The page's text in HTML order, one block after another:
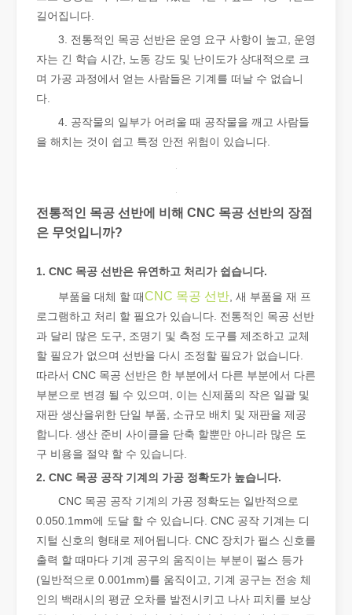
튜브 레이저 절단이란 무엇입니까?
튜브 레이저 절단은 빠르게 발전하는 제조 산업의 핵심 기술입니
작업 파트너를 선택하는 방법: 레이저 절단기
레이저 절단 금속은 금속 가공에 널리 사용되는 정밀 방법입니다.
길어집니다.
3. 전통적인 목공 선반은 운영 요구 사항이 높고, 운영
자는 긴 학습 시간, 노동 강도 및 난이도가 상대적으로 크
며 가공 과정에서 얻는 사람들은 기계를 떠날 수 없습니
다.
4. 공작물의 일부가 어려울 때 공작물을 깨고 사람들
을 해치는 것이 쉽고 특정 안전 위험이 있습니다.
전통적인 목공 선반에 비해 CNC 목공 선반의 장점
은 무엇입니까?
1. CNC 목공 선반은 유연하고 처리가 쉽습니다.
부품을 대체 할 때CNC 목공 선반 , 새 부품을 재 프
로그램하고 처리 할 필요가 있습니다. 전통적인 목공 선반
과 달리 많은 도구, 조명기 및 측정 도구를 제조하고 교체
할 필요가 없으며 선반을 다시 조정할 필요가 없습니다.
따라서 CNC 목공 선반은 한 부분에서 다른 부분에서 다른
부분으로 변경 될 수 있으며, 이는 신제품의 작은 일괄 및
재판 생산을위한 단일 부품, 소규모 배치 및 재판을 제공
합니다. 생산 준비 사이클을 단축 할뿐만 아니라 많은 도
구 비용을 절약 할 수 있습니다.
2. CNC 목공 공작 기계의 가공 정확도가 높습니다.
CNC 목공 공작 기계의 가공 정확도는 일반적으로
0.050.1mm에 도달 할 수 있습니다. CNC 공작 기계는 디
지털 신호의 형태로 제어됩니다. CNC 장치가 펄스 신호를
출력 할 때마다 기계 공구의 움직이는 부분이 펄스 등가
(일반적으로 0.001mm)를 움직이고, 기계 공구는 전송 체
인의 백래시의 평균 오차를 발전시키고 나사 피치를 보상